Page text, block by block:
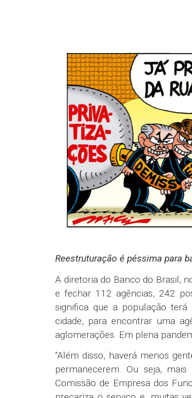
Reestruturação é péssima para
A diretoria do Banco do Brasil,
e fechar 112 agências, 242
significa que a população
cidade, para encontrar uma
aglomerações. Em plena
“Além disso, haverá menos
permanecerem. Ou seja,
Comissão de Empresa dos